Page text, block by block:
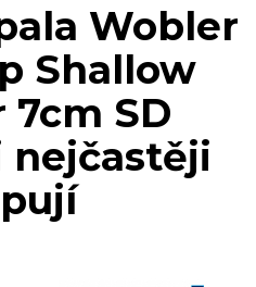
Wobler
Shallow
7cm SD
nejčastěji